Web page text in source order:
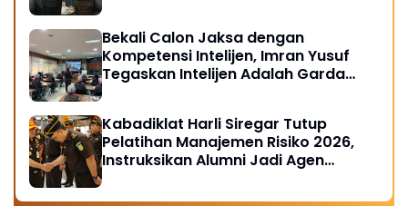
Bekali Calon Jaksa dengan
Kompetensi Intelijen, Imran Yusuf
Tegaskan Intelijen Adalah Garda
Kabadiklat Harli Siregar Tutup
Pelatihan Manajemen Risiko 2026,
Instruksikan Alumni Jadi Agen
Kejaksaan